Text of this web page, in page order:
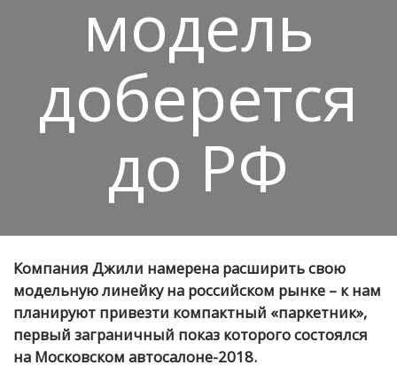
модель
доберется
до РФ
Компания Джили намерена расширить свою
модельную линейку на российском рынке – к нам
планируют привезти компактный «паркетник»,
первый заграничный показ которого состоялся
на Московском автосалоне-2018.